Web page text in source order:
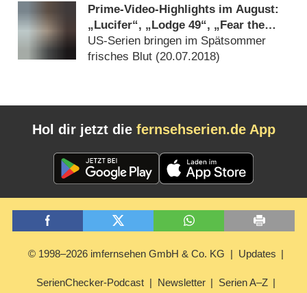
Prime-Video-Highlights im August:
„Lucifer“, „Lodge 49“, „Fear the
Walking Dead“ und „Jack Ryan“
US-Serien bringen im Spätsommer
frisches Blut (20.07.2018)
Hol dir jetzt die fernsehserien.de App
© 1998–2026 imfernsehen GmbH & Co. KG Updates
SerienChecker-Podcast Newsletter Serien A–Z